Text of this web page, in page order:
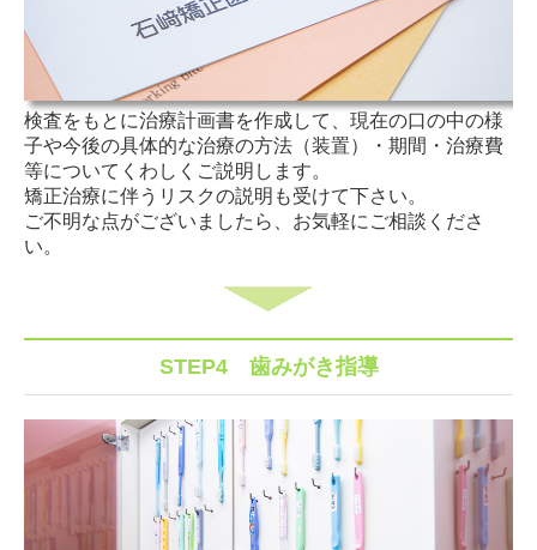
検査をもとに治療計画書を作成して、現在の口の中の様
子や今後の具体的な治療の方法（装置）・期間・治療費
等についてくわしくご説明します。
矯正治療に伴うリスクの説明も受けて下さい。
ご不明な点がございましたら、お気軽にご相談くださ
い。
STEP4 歯みがき指導